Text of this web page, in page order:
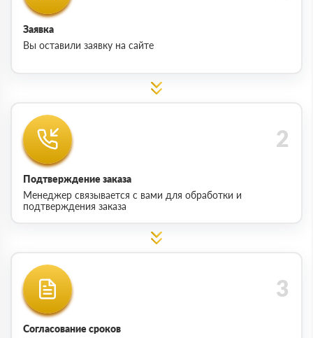
Заявка
Вы оставили заявку на сайте
Подтверждение заказа
Менеджер связывается с вами для обработки и
подтверждения заказа
Согласование сроков